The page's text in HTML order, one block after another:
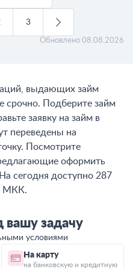
3
Обновлено 08.08.2026
выдающих займ
срочно. Подберите займ
заявку на займ в
переведены на
Посмотрите
оформить
сегодня доступно 287
МКК.
вашу задачу
условиями
На карту
на банковскую и кредитную